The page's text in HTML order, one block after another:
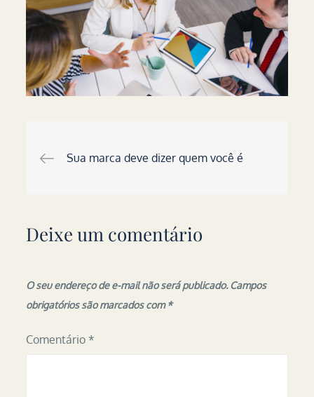
Navegação
Post
Sua marca deve dizer quem você é
Deixe um comentário
O seu endereço de e-mail não será publicado. Campos
obrigatórios são marcados com*
Comentário *